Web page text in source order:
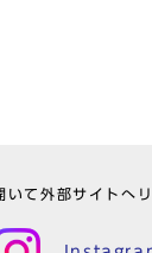
て外部サイトへ